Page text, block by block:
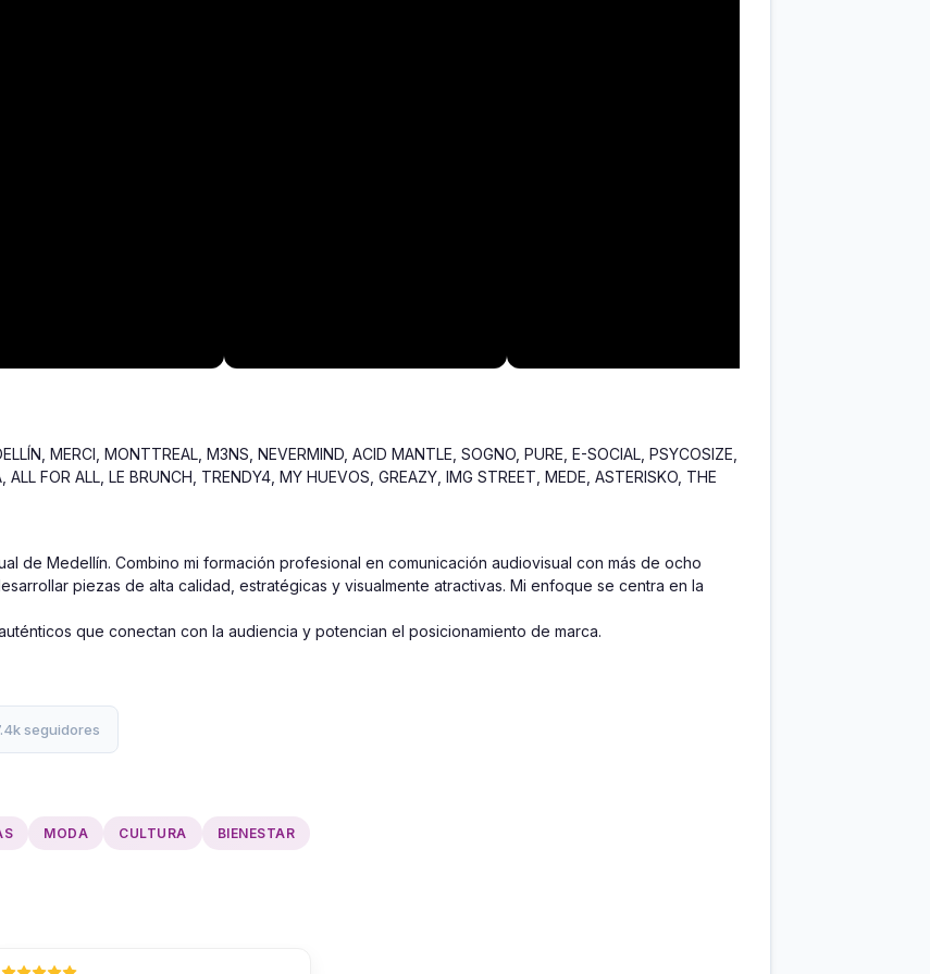
MERCI, MONTTREAL, M3NS, NEVERMIND, ACID MANTLE, SOGNO, PURE, E-SOCIAL, PSYCOSIZE,
FOR ALL, LE BRUNCH, TRENDY4, MY HUEVOS, GREAZY, IMG STREET, MEDE, ASTERISKO, THE
de Medellín. Combino mi formación profesional en comunicación audiovisual con más de ocho
piezas de alta calidad, estratégicas y visualmente atractivas. Mi enfoque se centra en la
que conectan con la audiencia y potencian el posicionamiento de marca.
seguidores
MODA CULTURA BIENESTAR